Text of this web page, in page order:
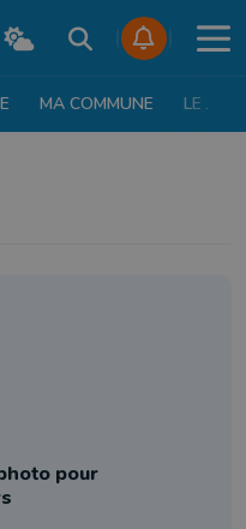
MA COMMUNE LE JT
pour